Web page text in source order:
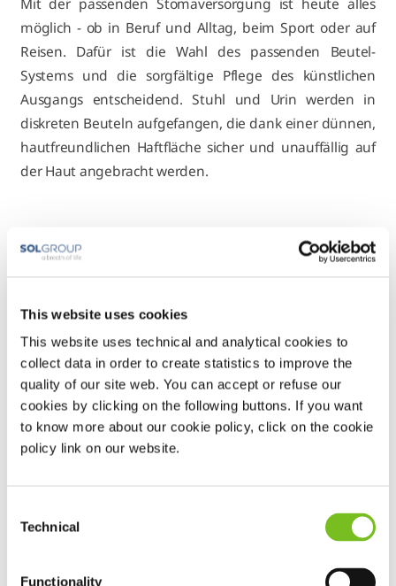
This website uses cookies
This website uses technical and analytical cookies to
collect data in order to create statistics to improve the
quality of our site web. You can accept or refuse our
cookies by clicking on the following buttons. If you want
to know more about our cookie policy, click on the cookie
policy link on our website.
Selection
Technical
Functionality
möglich - ob in Beruf und Alltag, beim Sport oder auf
Reisen. Dafür ist die Wahl des passenden Beutel-
Systems und die sorgfältige Pflege des künstlichen
Ausgangs entscheidend. Stuhl und Urin werden in
diskreten Beuteln aufgefangen, die dank einer dünnen,
hautfreundlichen Haftfläche sicher und unauffällig auf
der Haut angebracht werden.
Stomabeutel-Systeme und
Hilfsmittel:
Wir führen ein Komplettsortiment für die Versorgung
am besten geeignete Lösung zu finden, beraten wir Sie
herstellerunabhängigzu allen verfügbaren Optionen:
Einteiler:Hautschutzplatte und Beutel in einem
System.
Zweiteiler: Hautschutzplatte und Beutel sind
Zubehör:
Bandagen, Ringe und Pasten zum
Produkte und Irrigationssets.